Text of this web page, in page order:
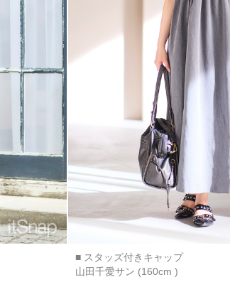
■ スタッズ付きキャップ
山田千愛サン (160cm )